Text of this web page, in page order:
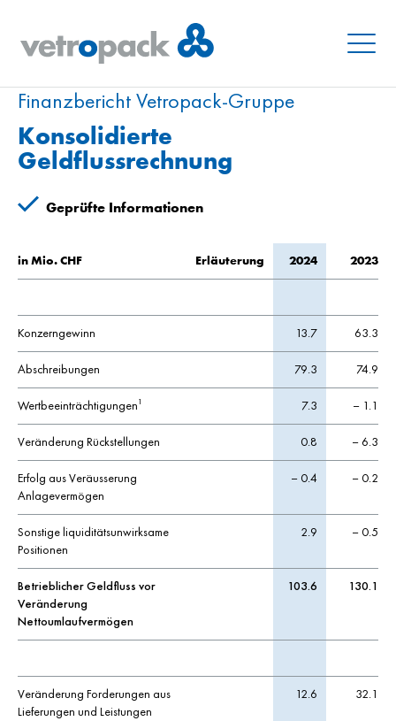
Menu
Finanzbericht Vetropack-Gruppe
Konsolidierte
Geldflussrechnung
Geprüfte Informationen
in Mio. CHF Erläuterung 2024 2023
Konzerngewinn 13.7 63.3
Abschreibungen 79.3 74.9
Wertbeeinträchtigungen 1 7.3 – 1.1
Veränderung Rückstellungen 0.8 – 6.3
Erfolg aus Veräusserung
Anlagevermögen
– 0.4 – 0.2
Sonstige liquiditätsunwirksame
Positionen
2.9 – 0.5
Betrieblicher Geldfluss vor
Veränderung
Nettoumlaufvermögen
103.6 130.1
Veränderung Forderungen aus
Lieferungen und Leistungen
12.6 32.1